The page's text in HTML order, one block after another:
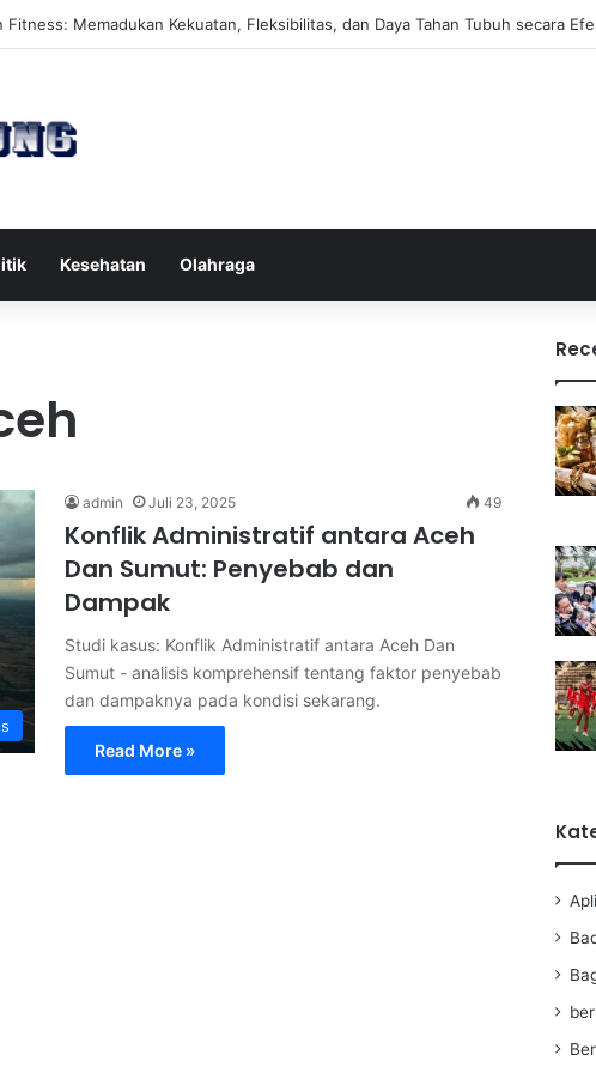
Reformer untuk Meningkatkan Kekuatan Otot Inti Secara Efektif
Kesehatan Olahraga
admin Juli 23, 2025 49
Konflik Administratif antara Aceh
Dan Sumut: Penyebab dan
Dampak
Studi kasus: Konflik Administratif antara Aceh Dan
Sumut - analisis komprehensif tentang faktor penyebab
dan dampaknya pada kondisi sekarang.
Read More »